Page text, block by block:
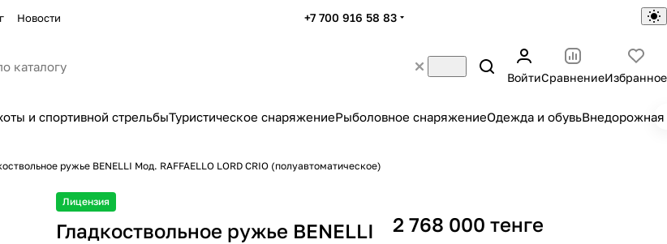
Новости +7 700 916 58 83
ВойтиСравнениеИзбранное
и спортивной стрельбыТуристическое снаряжениеРыболовное снаряжениеОдежда и обувьВнедорожная
ружье BENELLI Мод. RAFFAELLO LORD CRIO (полуавтоматическое)
Лицензия
Гладкоствольное ружье BENELLI
2 768 000 тенге